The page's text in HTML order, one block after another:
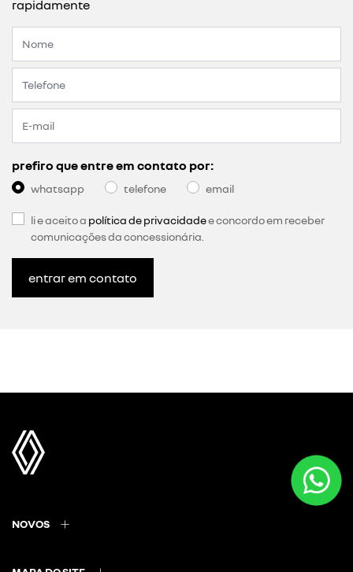
rapidamente
prefiro que entre em contato por:
whatsapp telefone email
li e aceito a política de privacidadee concordo em receber
comunicações da concessionária.
entrar em contato
NOVOS